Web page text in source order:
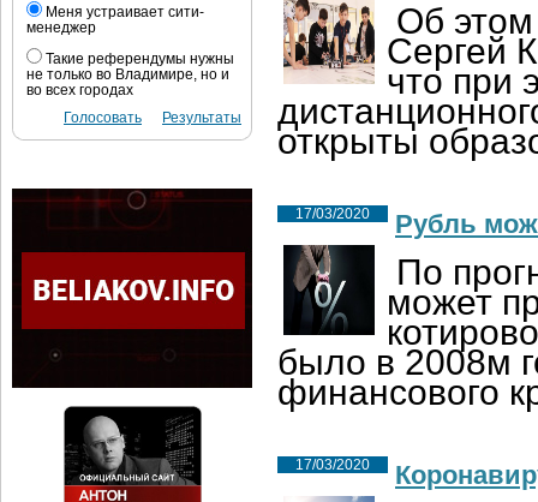
Меня устраивает сити-
менеджер
Такие референдумы нужны
не только во Владимире, но и
во всех городах
Результаты
Голосовать
Об
Сергей
что при
открыты
17/03/2020 Рубль
По
может
было в 2008м
финансового
17/03/2020